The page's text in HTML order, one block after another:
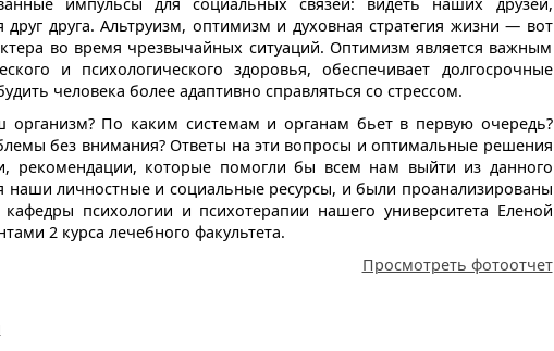
друг друга. Альтруизм, оптимизм и духовная стратегия жизни — вот
во время чрезвычайных ситуаций. Оптимизм является важным
и психологического здоровья, обеспечивает долгосрочные
человека более адаптивно справляться со стрессом.
организм? По каким системам и органам бьет в первую очередь?
без внимания? Ответы на эти вопросы и оптимальные решения
рекомендации, которые помогли бы всем нам выйти из данного
наши личностные и социальные ресурсы, и были проанализированы
психологии и психотерапии нашего университета Еленой
2 курса лечебного факультета.
Просмотреть фотоотчет